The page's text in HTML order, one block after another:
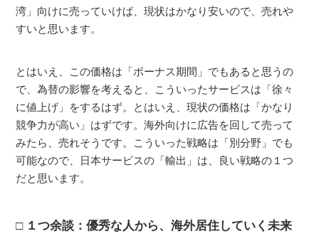
湾」向けに売っていけば、現状はかなり安いので、売れや
すいと思います。
とはいえ、この価格は「ボーナス期間」でもあると思うの
で、為替の影響を考えると、こういったサービスは「徐々
に値上げ」をするはず。とはいえ、現状の価格は「かなり
競争力が高い」はずです。海外向けに広告を回して売って
みたら、売れそうです。こういった戦略は「別分野」でも
可能なので、日本サービスの「輸出」は、良い戦略の１つ
だと思います。
１つ余談：優秀な人から、海外居住していく未来